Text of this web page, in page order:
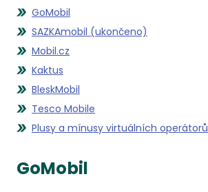
GoMobil
SAZKAmobil (ukončeno)
Mobil.cz
Kaktus
BleskMobil
Tesco Mobile
Plusy a mínusy virtuálních operátorů
GoMobil